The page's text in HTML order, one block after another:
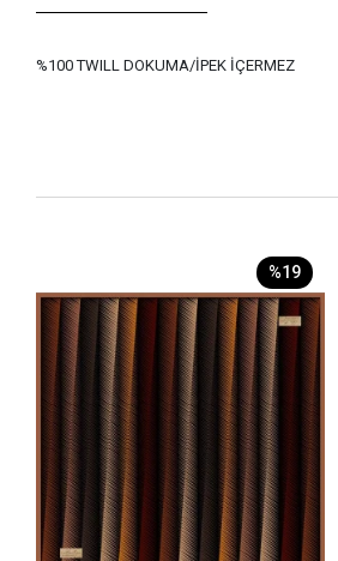
%100 TWILL DOKUMA/İPEK İÇERMEZ
%19